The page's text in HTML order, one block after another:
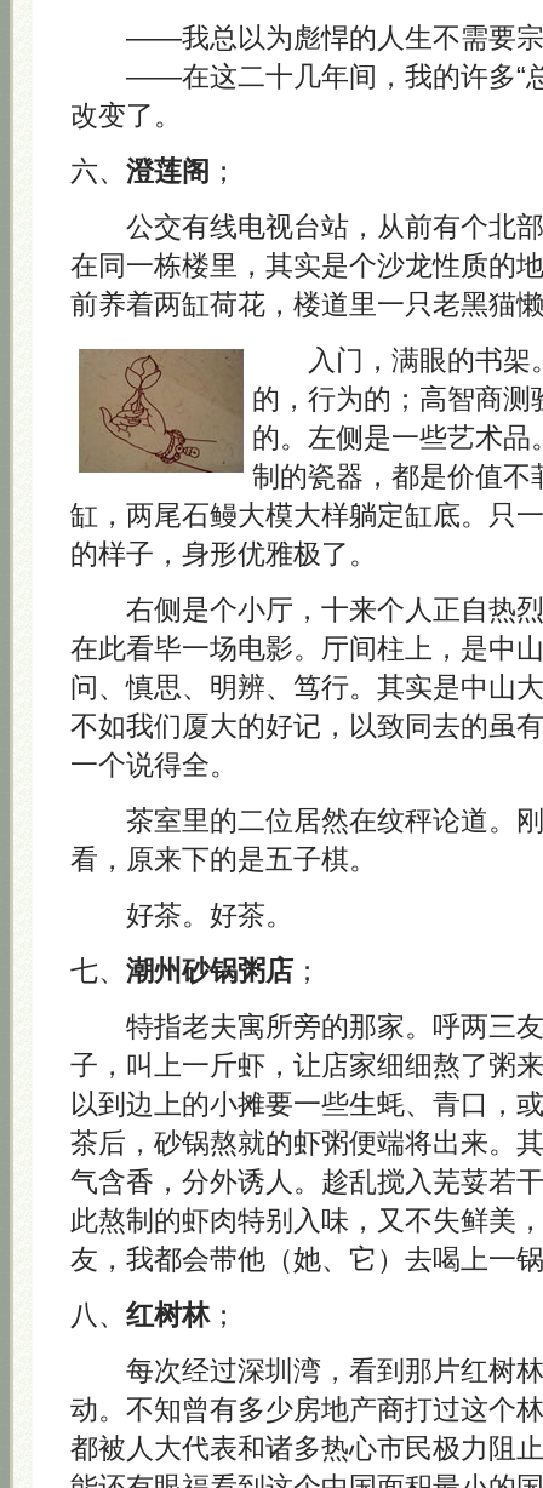
——我总以为彪悍的人生不需要宗
——在这二十几年间，我的许多“总
改变了。
六、 澄莲阁 ；
公交有线电视台站，从前有个北部
在同一栋楼里，其实是个沙龙性质的
前养着两缸荷花，楼道里一只老黑猫
入门，满眼的书架
的，行为的；高智商测
的。左侧是一些艺术
制的瓷器，都是价值不
缸，两尾石鳗大模大样躺定缸底。只
的样子，身形优雅极了。
右侧是个小厅，十来个人正自热烈
在此看毕一场电影。厅间柱上，是中
问、慎思、明辨、笃行。其实是中山
不如我们厦大的好记，以致同去的虽
一个说得全。
茶室里的二位居然在纹秤论道。刚
看，原来下的是五子棋。
好茶。好茶。
七、 潮州砂锅粥店 ；
特指老夫寓所旁的那家。呼两三友
子，叫上一斤虾，让店家细细熬了粥
以到边上的小摊要一些生蚝、青口，
茶后，砂锅熬就的虾粥便端将出来。
气含香，分外诱人。趁乱搅入芜荽若
此熬制的虾肉特别入味，又不失鲜美
友，我都会带他（她、它）去喝上一
八、 红树林；
每次经过深圳湾，看到那片红树林
动。不知曾有多少房地产商打过这个
都被人大代表和诸多热心市民极力阻